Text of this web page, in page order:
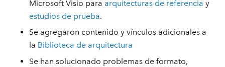
Microsoft Visio para arquitecturas de referencia y
estudios de prueba.
Se agregaron contenido y vínculos adicionales a
la Biblioteca de arquitectura
Se han solucionado problemas de formato,